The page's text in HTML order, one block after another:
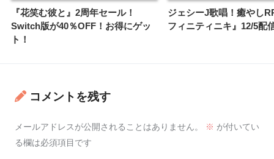
『花笑む彼と』2周年セール！
Switch版が40％OFF！お得にゲッ
ト！
ジェシーJ歌唱！癒やし
フィニティニキ』12/5配
コメントを残す
メールアドレスが公開されることはありません。 ※ が付いてい
る欄は必須項目です